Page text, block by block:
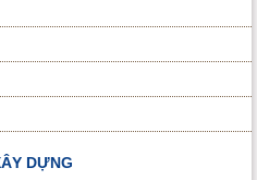
DỰNG